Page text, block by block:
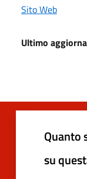
Sito Web
Ultimo
Quanto
su